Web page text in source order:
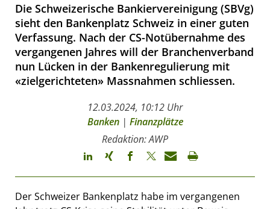
Die Schweizerische Bankiervereinigung (SBVg)
sieht den Bankenplatz Schweiz in einer guten
Verfassung. Nach der CS-Notübernahme des
vergangenen Jahres will der Branchenverband
nun Lücken in der Bankenregulierung mit
«zielgerichteten» Massnahmen schliessen.
12.03.2024, 10:12 Uhr
Banken| Finanzplätze
Redaktion: AWP
Der Schweizer Bankenplatz habe im vergangenen